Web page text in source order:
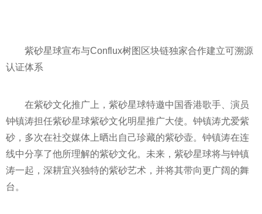
紫砂星球宣布与Conflux树图区块链独家合作建立可溯源
认证体系
在紫砂文化推广上，紫砂星球特邀中国香港歌手、演员
钟镇涛担任紫砂星球紫砂文化明星推广大使。钟镇涛尤爱紫
砂，多次在社交媒体上晒出自己珍藏的紫砂壶。钟镇涛在连
线中分享了他所理解的紫砂文化。未来，紫砂星球将与钟镇
涛一起，深耕宜兴独特的紫砂艺术，并将其带向更广阔的舞
台。